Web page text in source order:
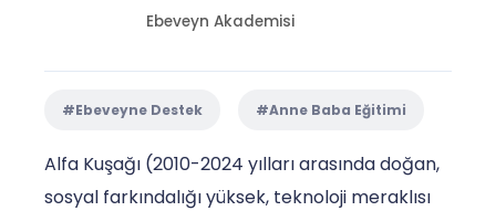
Ebeveyn Akademisi
#Ebeveyne Destek #Anne Baba Eğitimi
Alfa Kuşağı (2010-2024 yılları arasında doğan,
sosyal farkındalığı yüksek, teknoloji meraklısı